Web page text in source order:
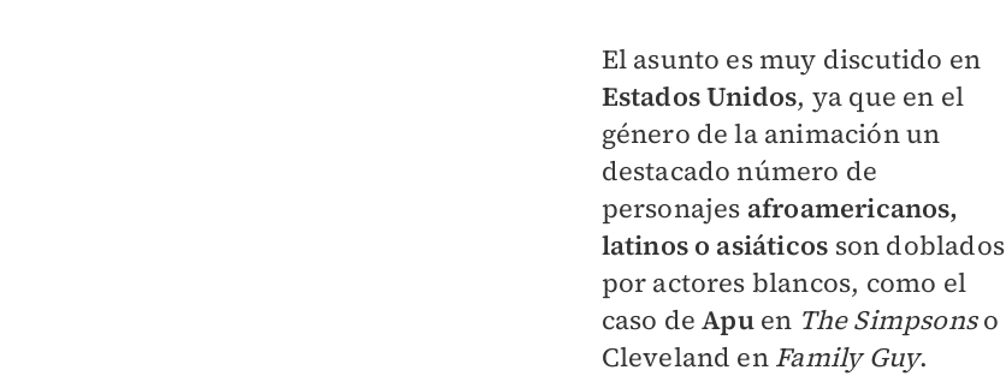
El asunto es muy discutido en
Estados Unidos, ya que en el
género de la animación un
destacado número de
personajes afroamericanos,
latinos o asiáticos son doblados
por actores blancos, como el
caso deApuen The Simpsonso
Cleveland en Family Guy.